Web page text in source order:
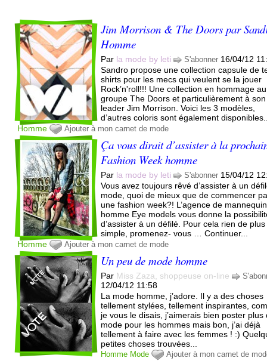
Jim Morrison & The Doors par
Homme
Par la mode by leti S'abonner 16/04/12
Sandro propose une collection capsule de
shirts pour les mecs qui veulent se la jouer
Rock’n'roll!!! Une collection en hommage au
groupe The Doors et particulièrement à son
leader Jim Morrison. Voici les 3 modèles,
d’autres coloris sont également
Homme
Ajouter à mon carnet de mode
Ça vous dirait d’assister à la
Fashion Week homme
Par la mode by leti S'abonner 15/04/12
Vous avez toujours rêvé d’assister à un
mode, quoi de mieux que de commencer
une fashion week?! L’agence de
homme Eye models vous donne la
d’assister à un défilé. Pour cela rien de plus
simple, promenez- vous … Continuer...
Homme
Ajouter à mon carnet de mode
Un peu de mode homme
Par Miss Zaza, shoppeuse on-line
12/04/12 11:58
La mode homme, j’adore. Il y a des choses
tellement stylées, tellement inspirantes,
je vous le disais, j’aimerais bien poster plus
mode pour les hommes mais bon, j’ai déjà
tellement à faire avec les femmes ! :)
petites choses trouvées...
Homme Mode Ajouter à mon carnet de